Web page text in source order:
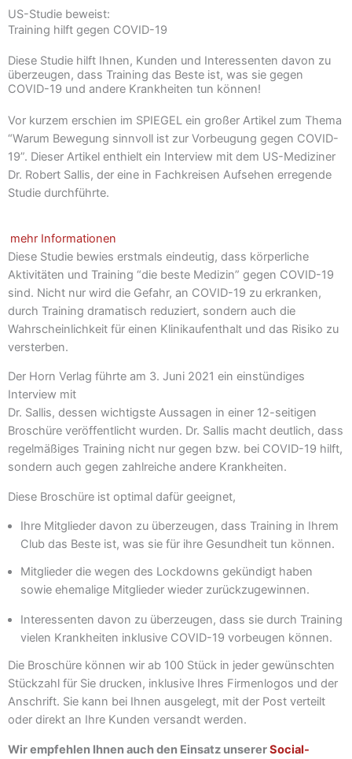
US-Studie beweist:
Training hilft gegen COVID-19
Diese Studie hilft Ihnen, Kunden und Interessenten davon zu
überzeugen, dass Training das Beste ist, was sie gegen
COVID-19 und andere Krankheiten tun können!
Vor kurzem erschien im SPIEGEL ein großer Artikel zum Thema
“Warum Bewegung sinnvoll ist zur Vorbeugung gegen COVID-
19”. Dieser Artikel enthielt ein Interview mit dem US-Mediziner
Dr. Robert Sallis, der eine in Fachkreisen Aufsehen erregende
Studie durchführte.
mehr Informationen
Diese Studie bewies erstmals eindeutig, dass körperliche
Aktivitäten und Training “die beste Medizin” gegen COVID-19
sind. Nicht nur wird die Gefahr, an COVID-19 zu erkranken,
durch Training dramatisch reduziert, sondern auch die
Wahrscheinlichkeit für einen Klinikaufenthalt und das Risiko zu
versterben.
Der Horn Verlag führte am 3. Juni 2021 ein einstündiges
Interview mit
Dr. Sallis, dessen wichtigste Aussagen in einer 12-seitigen
Broschüre veröffentlicht wurden. Dr. Sallis macht deutlich, dass
regelmäßiges Training nicht nur gegen bzw. bei COVID-19 hilft,
sondern auch gegen zahlreiche andere Krankheiten.
Diese Broschüre ist optimal dafür geeignet,
Ihre Mitglieder davon zu überzeugen, dass Training in Ihrem
Club das Beste ist, was sie für ihre Gesundheit tun können.
Mitglieder die wegen des Lockdowns gekündigt haben
sowie ehemalige Mitglieder wieder zurückzugewinnen.
Interessenten davon zu überzeugen, dass sie durch Training
vielen Krankheiten inklusive COVID-19 vorbeugen können.
Die Broschüre können wir ab 100 Stück in jeder gewünschten
Stückzahl für Sie drucken, inklusive Ihres Firmenlogos und der
Anschrift. Sie kann bei Ihnen ausgelegt, mit der Post verteilt
oder direkt an Ihre Kunden versandt werden.
Wir empfehlen Ihnen auch den Einsatz unsererSocial-